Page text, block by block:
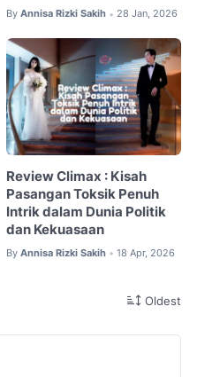
By Annisa Rizki Sakih • 28 Jan, 2026
Review Climax : Kisah
Pasangan Toksik Penuh
Intrik dalam Dunia Politik
dan Kekuasaan
By Annisa Rizki Sakih • 18 Apr, 2026
Oldest